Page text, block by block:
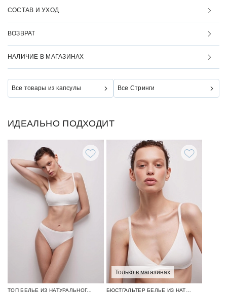
СОСТАВ И УХОД
ВОЗВРАТ
НАЛИЧИЕ В МАГАЗИНАХ
Все товары из капсулы Все Стринги
ИДЕАЛЬНО ПОДХОДИТ
ТОП БЕЛЬЕ ИЗ НАТУРАЛЬНОГО ХЛОПКА / TENDER
Только в магазинах
БЮСТГАЛЬТЕР БЕЛЬЕ ИЗ НАТУРАЛЬНОГО ХЛОПКА / TENDER